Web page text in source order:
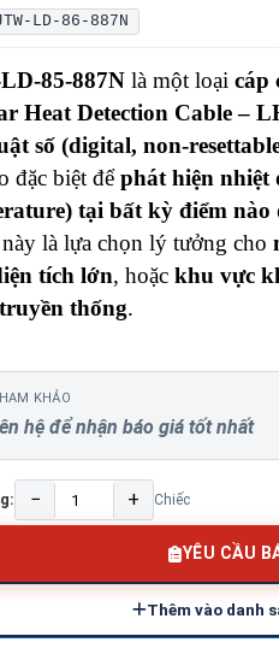
LD-86-887N
85-887N là một loại cáp
Heat Detection Cable –
số (digital, non-
đặc biệt đểphát hiện nhiệt
tại bất kỳ điểm nào
là lựa chọn lý tưởng cho
tích lớn, hoặc khu vực
thống.
KHẢO
hệ để nhận báo giá tốt nhất
− + Chiếc
YÊU CẦU
Thêm vào danh